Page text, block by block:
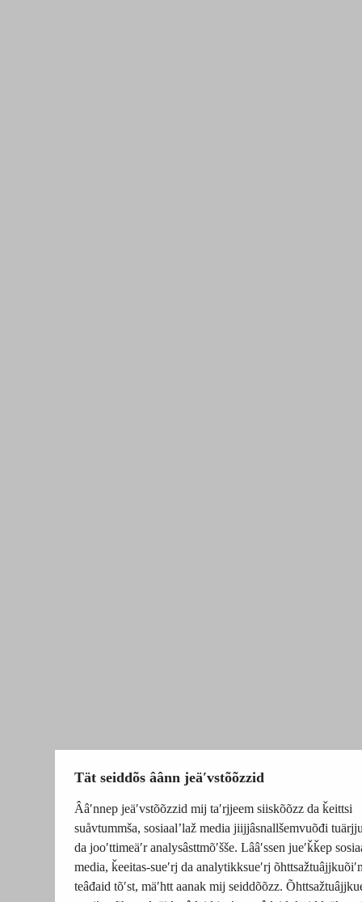
Tät seiddõs âânn jeäʹvstõõzzid
Ââʹnnep jeäʹvstõõzzid mij taʹrjjeem siiskõõzz da ǩeittsi
suåvtummša, sosiaalʼlaž media jiijjâsnallšemvuõđi
da jooʹttimeäʹr analysâsttmõʹšše. Lââʹssen jueʹǩǩep
media, ǩeeitas-sueʹrj da analytikksueʹrj
teâđaid tõʹst, mäʹhtt aanak mij seiddõõzz.